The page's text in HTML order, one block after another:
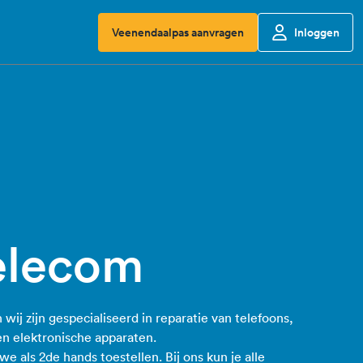
Veenendaalpas aanvragen Inloggen
wij zijn gespecialiseerd in reparatie van telefoons,
elektronische apparaten.
als 2de hands toestellen. Bij ons kun je alle